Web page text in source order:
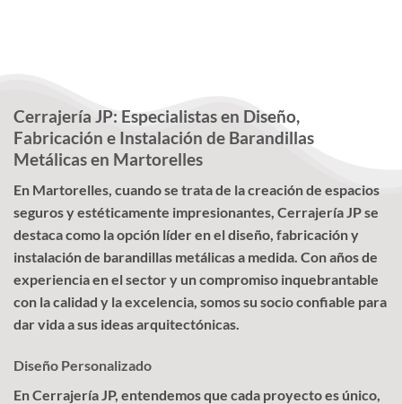
Cerrajería JP: Especialistas en Diseño,
Fabricación e Instalación de Barandillas
Metálicas en Martorelles
En Martorelles, cuando se trata de la creación de espacios
seguros y estéticamente impresionantes, Cerrajería JP se
destaca como la opción líder en el diseño, fabricación y
instalación de barandillas metálicas a medida. Con años de
experiencia en el sector y un compromiso inquebrantable
con la calidad y la excelencia, somos su socio confiable para
dar vida a sus ideas arquitectónicas.
Diseño Personalizado
En Cerrajería JP, entendemos que cada proyecto es único,